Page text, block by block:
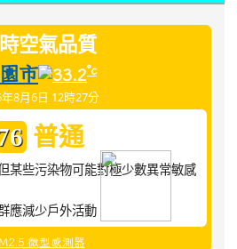
空氣品質
市 33.2°c
8月6日 12時27分
普通
某些污染物可能對極少數異常敏感
應減少戶外活動
微型感測器